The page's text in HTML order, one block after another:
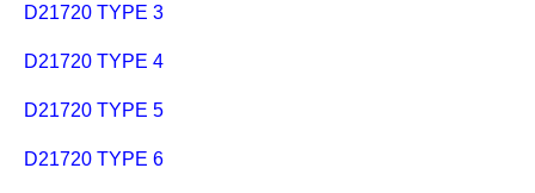
D21720 TYPE 3
D21720 TYPE 4
D21720 TYPE 5
D21720 TYPE 6